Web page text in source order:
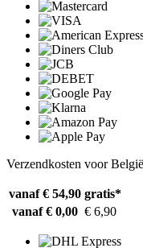
Verzendkosten voor België
vanaf € 54,90 gratis*
vanaf € 0,00 € 6,90